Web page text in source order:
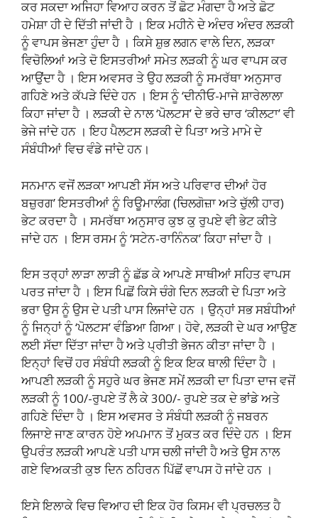
ਕਰ ਸਕਦਾ ਅਜਿਹਾ ਵਿਆਹ ਕਰਨ ਤੋਂ ਛੋਟ ਮੰਗਦਾ ਹੈ ਅਤੇ ਛੋਟ
ਹਮੇਸ਼ਾ ਹੀ ਦੇ ਦਿੱਤੀ ਜਾਂਦੀ ਹੈ । ਇਕ ਮਹੀਨੇ ਦੇ ਅੰਦਰ ਅੰਦਰ ਲੜਕੀ
ਨੂੰ ਵਾਪਸ ਭੇਜਣਾ ਹੁੰਦਾ ਹੈ । ਕਿਸੇ ਸ਼ੁਭ ਲਗਨ ਵਾਲੇ ਦਿਨ, ਲੜਕਾ
ਵਿਚੋਲਿਆਂ ਅਤੇ ਦੋ ਇਸਤਰੀਆਂ ਸਮੇਤ ਲੜਕੀ ਨੂੰ ਘਰ ਵਾਪਸ ਕਰ
ਆਉਂਦਾ ਹੈ । ਇਸ ਅਵਸਰ ਤੇ ਉਹ ਲੜਕੀ ਨੂੰ ਸਮਰੱਥਾ ਅਨੁਸਾਰ
ਗਹਿਣੇ ਅਤੇ ਕੱਪੜੇ ਦਿੰਦੇ ਹਨ । ਇਸ ਨੂੰ ‘ਦੀਨੀਓ-ਮਾਜੇ ਸ਼ਾਰੇਲਾਲਾ
ਕਿਹਾ ਜਾਂਦਾ ਹੈ । ਲੜਕੀ ਦੇ ਨਾਲ ‘ਪੋਲਟਸ’ ਦੇ ਭਰੇ ਚਾਰ ‘ਕੀਲਟਾ’ ਵੀ
ਭੇਜੇ ਜਾਂਦੇ ਹਨ । ਇਹ ਪੈਲਟਸ ਲੜਕੀ ਦੇ ਪਿਤਾ ਅਤੇ ਮਾਮੇ ਦੇ
ਸੰਬੰਧੀਆਂ ਵਿਚ ਵੰਡੇ ਜਾਂਦੇ ਹਨ।
ਸਨਮਾਨ ਵਜੋਂ ਲੜਕਾ ਆਪਣੀ ਸੱਸ ਅਤੇ ਪਰਿਵਾਰ ਦੀਆਂ ਹੋਰ
ਬਜ਼ੁਰਗ’ ਇਸਤਰੀਆਂ ਨੂੰ ਰਿਊਮਾਲੰਗ (ਚਿਲਗੋਜ਼ਾ ਅਤੇ ਚੁੱਲੀ ਹਾਰ)
ਭੇਟ ਕਰਦਾ ਹੈ । ਸਮਰੱਥਾ ਅਨੁਸਾਰ ਕੁਝ ਕੁ ਰੁਪਏ ਵੀ ਭੇਟ ਕੀਤੇ
ਜਾਂਦੇ ਹਨ । ਇਸ ਰਸਮ ਨੂੰ ‘ਸਟੇਨ-ਰਾਨਿੰਨਕ’ ਕਿਹਾ ਜਾਂਦਾ ਹੈ ।
ਇਸ ਤਰ੍ਹਾਂ ਲਾੜਾ ਲਾੜੀ ਨੂੰ ਛੱਡ ਕੇ ਆਪਣੇ ਸਾਥੀਆਂ ਸਹਿਤ ਵਾਪਸ
ਪਰਤ ਜਾਂਦਾ ਹੈ । ਇਸ ਪਿਛੋਂ ਕਿਸੇ ਚੰਗੇ ਦਿਨ ਲੜਕੀ ਦੇ ਪਿਤਾ ਅਤੇ
ਭਰਾ ਉਸ ਨੂੰ ਉਸ ਦੇ ਪਤੀ ਪਾਸ ਲਿਜਾਂਦੇ ਹਨ । ਉਨ੍ਹਾਂ ਸਭ ਸਬੰਧੀਆਂ
ਨੂੰ ਜਿਨ੍ਹਾਂ ਨੂੰ ‘ਪੋਲਟਸ’ ਵੰਡਿਆ ਗਿਆ। ਹੋਵੇ, ਲੜਕੀ ਦੇ ਘਰ ਆਉਣ
ਲਈ ਸੱਦਾ ਦਿੱਤਾ ਜਾਂਦਾ ਹੈ ਅਤੇ ਪ੍ਰੀਤੀ ਭੇਜਨ ਕੀਤਾ ਜਾਂਦਾ ਹੈ ।
ਇਨ੍ਹਾਂ ਵਿਚੋਂ ਹਰ ਸੰਬੰਧੀ ਲੜਕੀ ਨੂੰ ਇਕ ਇਕ ਥਾਲੀ ਦਿੰਦਾ ਹੈ ।
ਆਪਣੀ ਲੜਕੀ ਨੂੰ ਸਹੁਰੇ ਘਰ ਭੇਜਣ ਸਮੇਂ ਲੜਕੀ ਦਾ ਪਿਤਾ ਦਾਜ ਵਜੋਂ
ਲੜਕੀ ਨੂੰ 100/-ਰੁਪਏ ਤੋਂ ਲੈ ਕੇ 300/- ਰੁਪਏ ਤਕ ਦੇ ਭਾਂਡੇ ਅਤੇ
ਗਹਿਣੇ ਦਿੰਦਾ ਹੈ । ਇਸ ਅਵਸਰ ਤੇ ਸੰਬੰਧੀ ਲੜਕੀ ਨੂੰ ਜਬਰਨ
ਲਿਜਾਏ ਜਾਣ ਕਾਰਨ ਹੋਏ ਅਪਮਾਨ ਤੋਂ ਮੁਕਤ ਕਰ ਦਿੰਦੇ ਹਨ । ਇਸ
ਉਪਰੰਤ ਲੜਕੀ ਆਪਣੇ ਪਤੀ ਪਾਸ ਚਲੀ ਜਾਂਦੀ ਹੈ ਅਤੇ ਉਸ ਨਾਲ
ਗਏ ਵਿਅਕਤੀ ਕੁਝ ਦਿਨ ਠਹਿਰਨ ਪਿੱਛੋਂ ਵਾਪਸ ਹੋ ਜਾਂਦੇ ਹਨ ।
ਇਸੇ ਇਲਾਕੇ ਵਿਚ ਵਿਆਹ ਦੀ ਇਕ ਹੋਰ ਕਿਸਮ ਵੀ ਪ੍ਰਚਲਤ ਹੈ